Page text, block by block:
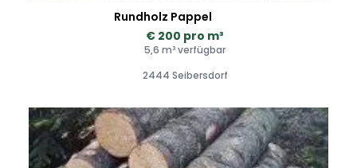
Rundholz Pappel
€ 200 pro m³
5,6 m³ verfügbar
2444 Seibersdorf